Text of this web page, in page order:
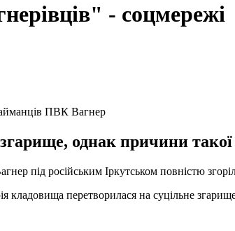
- соцмережі
ПВК Вагнер
однак причини
під російським Іркутськом повністю
кладовища перетворилася на суцільне